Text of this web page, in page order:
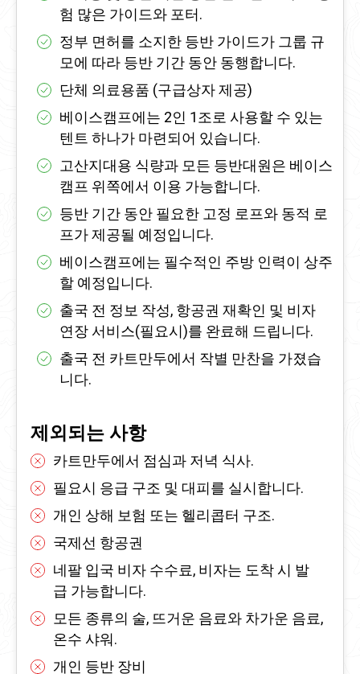
험 많은 가이드와 포터.
정부 면허를 소지한 등반 가이드가 그룹 규
모에 따라 등반 기간 동안 동행합니다.
단체 의료용품 (구급상자 제공)
베이스캠프에는 2인 1조로 사용할 수 있는
텐트 하나가 마련되어 있습니다.
고산지대용 식량과 모든 등반대원은 베이스
캠프 위쪽에서 이용 가능합니다.
등반 기간 동안 필요한 고정 로프와 동적 로
프가 제공될 예정입니다.
베이스캠프에는 필수적인 주방 인력이 상주
할 예정입니다.
출국 전 정보 작성, 항공권 재확인 및 비자
연장 서비스(필요시)를 완료해 드립니다.
출국 전 카트만두에서 작별 만찬을 가졌습
니다.
제외되는 사항
카트만두에서 점심과 저녁 식사.
필요시 응급 구조 및 대피를 실시합니다.
개인 상해 보험 또는 헬리콥터 구조.
국제선 항공권
네팔 입국 비자 수수료, 비자는 도착 시 발
급 가능합니다.
모든 종류의 술, 뜨거운 음료와 차가운 음료,
온수 샤워.
개인 등반 장비